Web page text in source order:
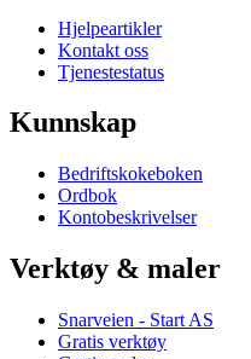
Hjelpeartikler
Kontakt oss
Tjenestestatus
Kunnskap
Bedriftskokeboken
Ordbok
Kontobeskrivelser
Verktøy & maler
Snarveien - Start AS
Gratis verktøy